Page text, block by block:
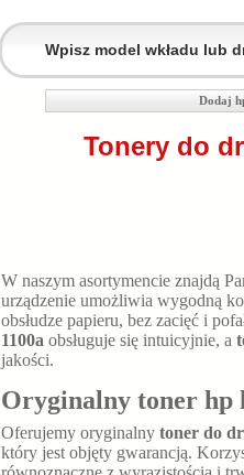
Dodaj
Tonery do
W naszym asortymencie znajdą
urządzenie umożliwia wygodną
obsłudze papieru, bez zacięć i
1100a obsługuje się intuicyjnie, a
jakości.
Oryginalny toner hp
Oferujemy oryginalny toner do
który jest objęty gwarancją.